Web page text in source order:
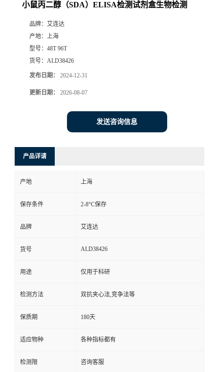
小鼠丙二醇（SDA）ELISA检测试剂盒生物检测
品牌： 艾连达
产地： 上海
型号： 48T 96T
货号： ALD38426
发布日期： 2024-12-31
更新日期： 2026-08-07
发送咨询信息
产品详请
产地 上海
保存条件 2-8°C保存
品牌 艾连达
货号 ALD38426
用途 仅用于科研
检测方法 双抗夹心法,竞争法等
保质期 180天
适应物种 各种指标都有
检测限 咨询客服